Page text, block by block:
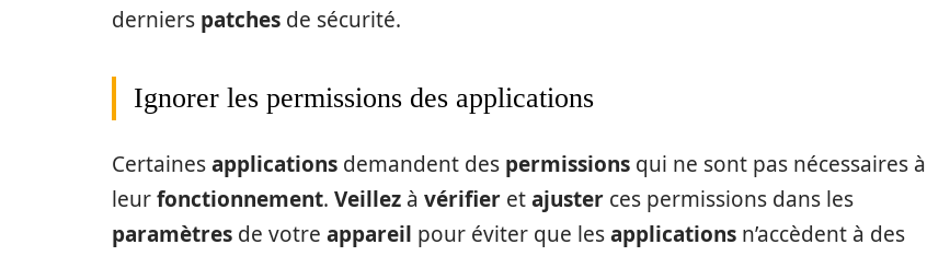
derniers patches de sécurité.
Ignorer les permissions des applications
Certainesapplications demandent des permissions qui ne sont pas nécessaires à
leurfonctionnement. Veillez à vérifier etajuster ces permissions dans les
paramètres de votre appareil pour éviter que lesapplications n’accèdent à des